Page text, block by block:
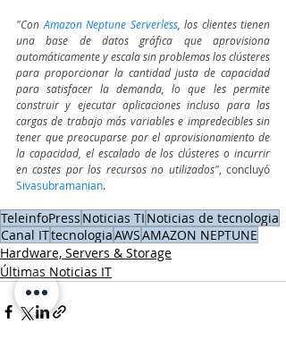
"Con Amazon Neptune Serverless, los clientes tienen
una base de datos gráfica que aprovisiona
automáticamente y escala sin problemas los clústeres
para proporcionar la cantidad justa de capacidad
para satisfacer la demanda, lo que les permite
construir y ejecutar aplicaciones incluso para las
cargas de trabajo más variables e impredecibles sin
tener que preocuparse por el aprovisionamiento de
la capacidad, el escalado de los clústeres o incurrir
en costes por los recursos no utilizados"
Sivasubramanian.
TeleinfoPress Noticias TI Noticias de tecnologia
Canal ITtecnologiaAWSAMAZON NEPTUNE
Hardware, Servers & Storage
Últimas Noticias IT